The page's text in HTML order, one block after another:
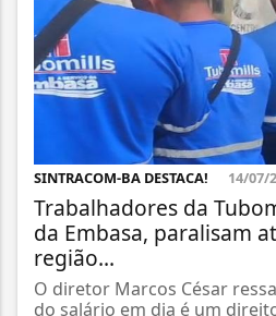
SINTRACOM-BA DESTACA! 14/07/
Trabalhadores da
da Embasa, paralisam
região...
O diretor Marcos César
do salário em dia é um